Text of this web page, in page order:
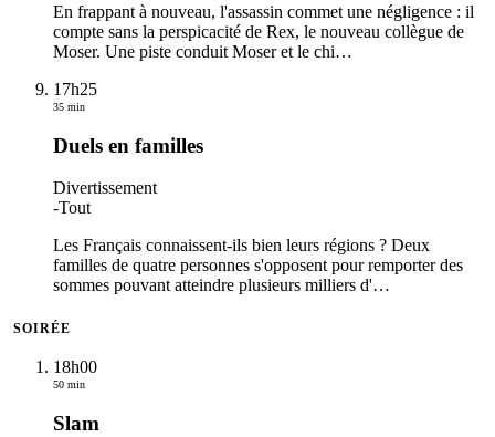
En frappant à nouveau, l'assassin commet une négligence : il
compte sans la perspicacité de Rex, le nouveau collègue de
Moser. Une piste conduit Moser et le chi…
17h25
35 min
Duels en familles
Divertissement
-Tout
Les Français connaissent-ils bien leurs régions ? Deux
familles de quatre personnes s'opposent pour remporter des
sommes pouvant atteindre plusieurs milliers d'…
SOIRÉE
18h00
50 min
Slam